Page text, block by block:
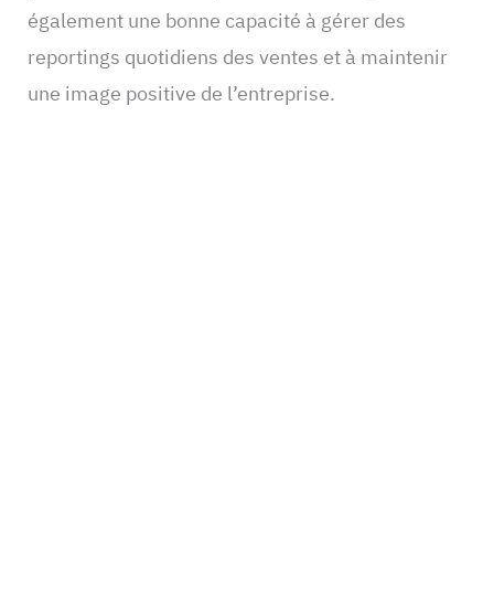
également une bonne capacité à gérer des
reportings quotidiens des ventes et à maintenir
une image positive de l’entreprise.